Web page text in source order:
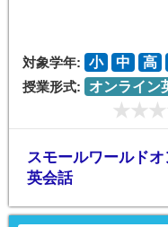
対象学年: 小 中 高
授業形式:
オンライン
スモールワールド
英会話